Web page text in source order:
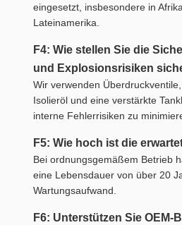
eingesetzt, insbesondere in
Lateinamerika.
F4: Wie stellen Sie die
und Explosionsrisiken
Wir verwenden
Isolieröl und eine verstärkte
interne Fehlerrisiken zu
F5: Wie hoch ist die
Bei ordnungsgemäßem Betrieb
eine Lebensdauer von über 20
Wartungsaufwand.
F6: Unterstützen Sie OEM-